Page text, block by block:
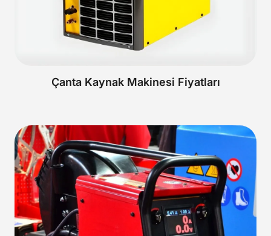
Çanta Kaynak Makinesi Fiyatları